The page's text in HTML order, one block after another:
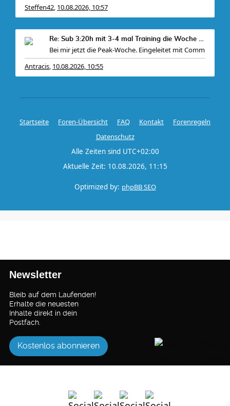
Steffen42, 10.08.2026, 10:57
Bei mir jetzt die Peak-Woche. Eingeleitet mit Comm
Antracis, 10.08.2026, 10:55
Startseite Foren-Übersicht FAQ Kontakt
Forenregeln
Datenschutz
Alle Zeiten sind UTC+02:00
Aktuelle Zeit: 10.08.2026, 11:15
Optimized by: phpBB SEO
Newsletter
Bleib auf dem Laufenden!
Erhalte die neuesten
Inhalte direkt in dein
Postfach.
Kostenlos abonnieren